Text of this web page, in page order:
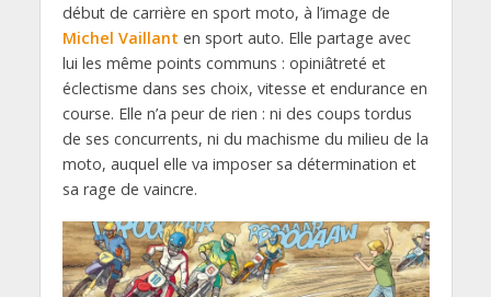
début de carrière en sport moto, à l’image de
Michel Vaillant en sport auto. Elle partage avec
lui les même points communs : opiniâtreté et
éclectisme dans ses choix, vitesse et endurance en
course. Elle n’a peur de rien : ni des coups tordus
de ses concurrents, ni du machisme du milieu de la
moto, auquel elle va imposer sa détermination et
sa rage de vaincre.